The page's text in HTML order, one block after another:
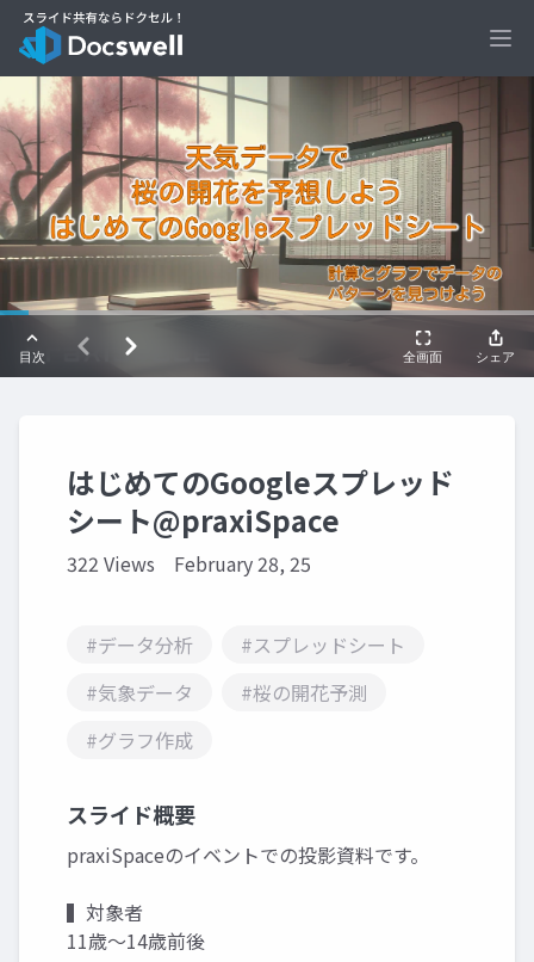
はじめてのGoogleスプレッド
シート@praxiSpace
322 Views February 28, 25
#データ分析
#スプレッドシート
#気象データ
#桜の開花予測
#グラフ作成
スライド概要
praxiSpaceのイベントでの投影資料です。
▍対象者
11歳～14歳前後